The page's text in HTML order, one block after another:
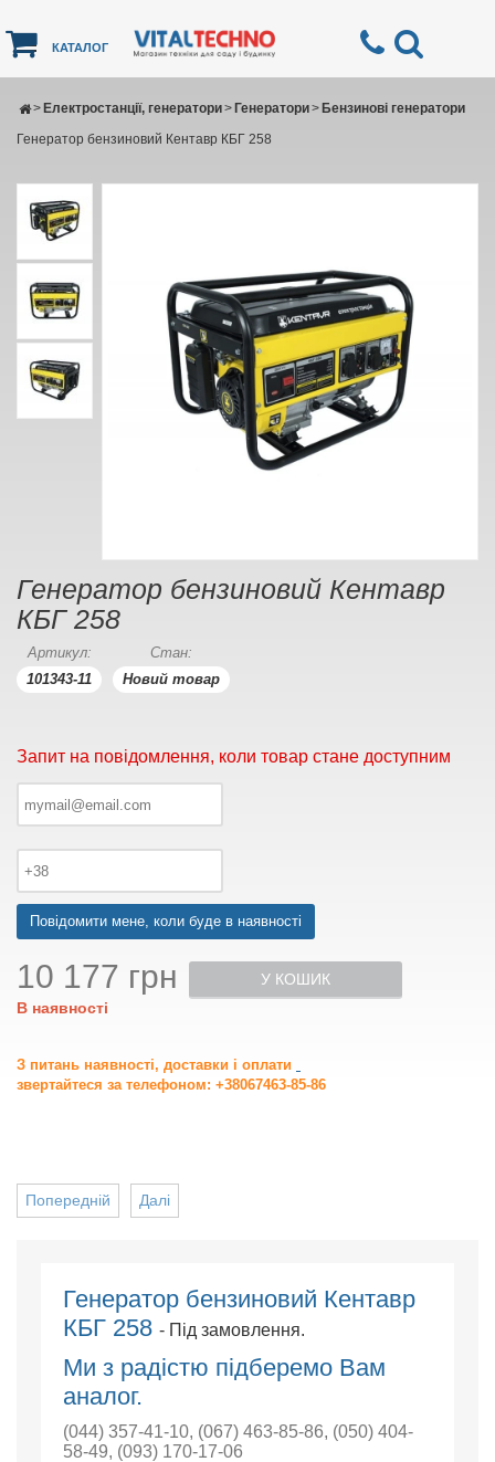
КАТАЛОГ
Електростанції, генератори
> Генератори
> Бензинові генератори
>
Генератор бензиновий Кентавр КБГ 258
Генератор бензиновий Кентавр
КБГ 258
Артикул:
101343-11
Стан:
Новий товар
Запит на повідомлення, коли товар стане доступним
Повідомити мене, коли буде в наявності
10 177 грн
В наявності
У КОШИК
З питань наявності, доставки і оплати
звертайтеся за телефоном: +38067463-85-86
Далі
Попередній
Генератор бензиновий Кентавр
КБГ 258 - Під замовлення.
Ми з радістю підберемо Вам
аналог.
(044) 357-41-10, (067) 463-85-86, (050) 404-
58-49, (093) 170-17-06